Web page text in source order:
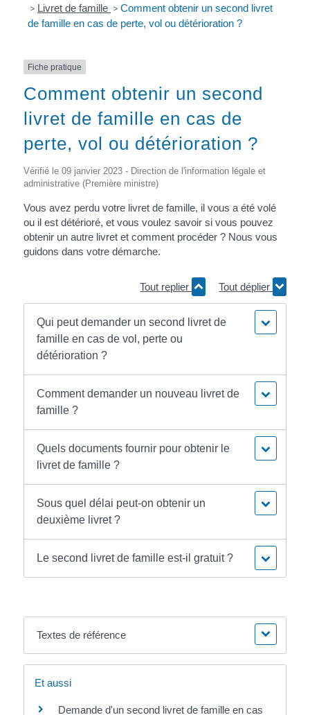
> Livret de famille > Comment obtenir un second livret
de famille en cas de perte, vol ou détérioration ?
Fiche pratique
Comment obtenir un second
livret de famille en cas de
perte, vol ou détérioration ?
Vérifié le 09 janvier 2023 - Direction de l'information légale et
administrative (Première ministre)
Vous avez perdu votre livret de famille, il vous a été volé
ou il est détérioré, et vous voulez savoir si vous pouvez
obtenir un autre livret et comment procéder ? Nous vous
guidons dans votre démarche.
Tout replier Tout déplier
Qui peut demander un second livret de
famille en cas de vol, perte ou
détérioration ?
Comment demander un nouveau livret de
famille ?
Quels documents fournir pour obtenir le
livret de famille ?
Sous quel délai peut-on obtenir un
deuxième livret ?
Le second livret de famille est-il gratuit ?
Textes de référence
Et aussi
Demande d'un second livret de famille en cas